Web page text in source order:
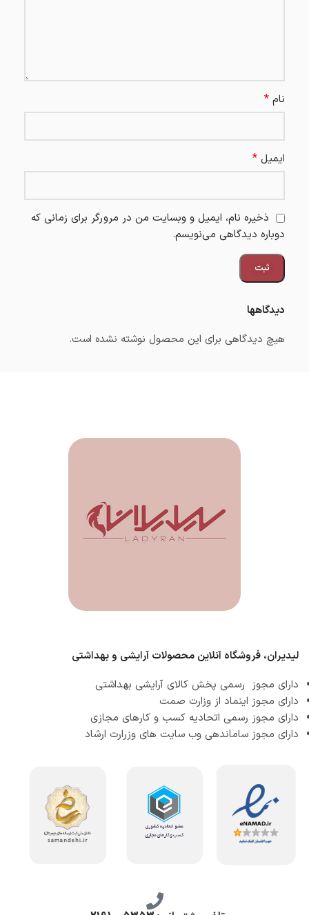
دیدگاهها
هیچ دیدگاهی برای این محصول نوشته نشده است.
نام *
ایمیل *
ذخیره نام، ایمیل و وبسایت من در مرورگر برای زمانی که
دوباره دیدگاهی می‌نویسم.
لیدیران، فروشگاه آنلاین محصولات آرایشی و بهداشتی
دارای مجوز رسمی پخش کالای آرایشی بهداشتی
دارای مجوز اینماد از وزارت صمت
دارای مجوز رسمی اتحادیه کسب و کارهای مجازی
دارای مجوز ساماندهی وب سایت های وزرارت ارشاد